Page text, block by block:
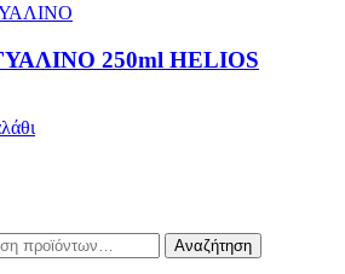
250ml HELIOS
Αναζήτηση